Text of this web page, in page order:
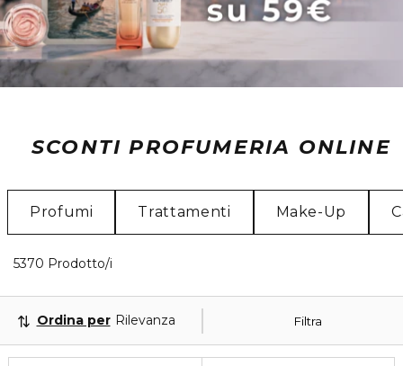
SCONTI PROFUMERIA ONLINE
Profumi Trattamenti Make-Up
5370 Prodotto/i
Filtra
Ordina per Rilevanza